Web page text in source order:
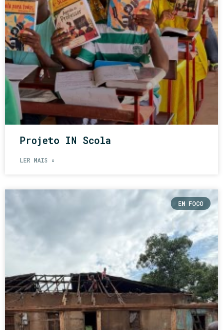
Projeto IN Scola
LER MAIS »
EM FOCO